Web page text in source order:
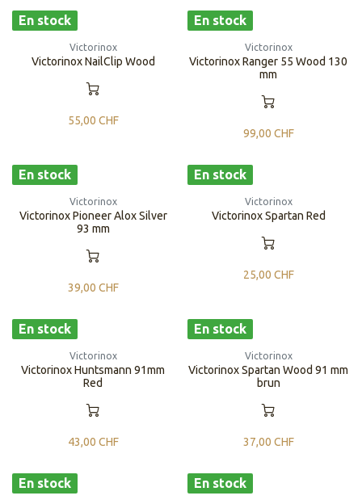
En stock
Victorinox
Victorinox NailClip Wood
55,00 CHF
En stock
Victorinox
Victorinox Ranger 55 Wood 130
mm
99,00 CHF
En stock
Victorinox
Victorinox Pioneer Alox Silver
93 mm
39,00 CHF
En stock
Victorinox
Victorinox Spartan Red
25,00 CHF
En stock
Victorinox
Victorinox Huntsmann 91mm
Red
43,00 CHF
En stock
Victorinox
Victorinox Spartan Wood 91 mm
brun
37,00 CHF
En stock En stock